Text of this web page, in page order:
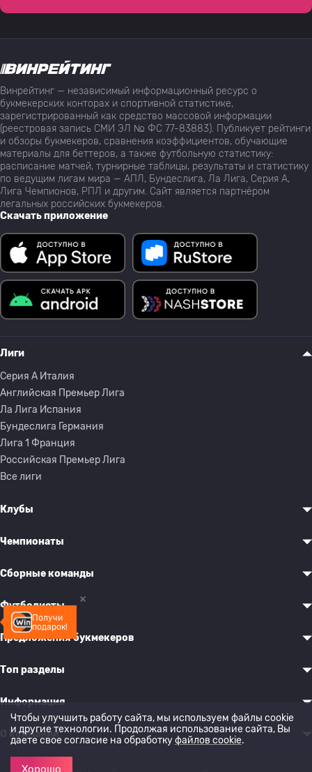
Получи
подарок!
Винрейтинг — независимый информационный ресурс о
букмекерских конторах и спортивной статистике,
зарегистрированный как средство массовой информации
(реестровая запись СМИ ЭЛ № ФС 77-83883). Публикует рейтинги
и обзоры букмекеров, сравнения коэффициентов, обучающие
материалы для беттеров, а также футбольную статистику:
расписание матчей, турнирные таблицы, результаты и статистику
по ведущим лигам мира — АПЛ, Бундеслига, Ла Лига, Серия А,
Лига Чемпионов, РПЛ и другим. Сайт является партнёром
легальных российских букмекеров.
Скачать приложение
Лиги
Серия A Италия
Английская Премьер Лига
Ла Лига Испания
Бундеслига Германия
Лига 1 Франция
Российская Премьер Лига
Все лиги
Клубы
Чемпионаты
Сборные команды
Футболисты
Предложения букмекеров
Топ разделы
Информация
О компании
Чтобы улучшить работу сайта, мы используем файлы cookie
и другие технологии. Продолжая использование сайта, Вы
даете свое согласие на обработкуфайлов cookie.
Хорошо